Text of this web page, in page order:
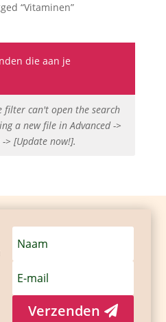
“Vitaminen”
die aan je
filter can't open the search
a new file in Advanced ->
> [Update now!].
Verzenden